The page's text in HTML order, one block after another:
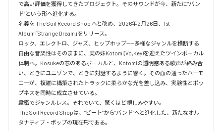
で高い評価を獲得してきたプロジェクト。そのサウンドが今、新たに“バン
ド”という形へ進化する。
名義を The Soil Record Shop へと改め、2026年2月26日、1st
Album「Strange Dream」をリリース。
ロック、エレクトロ、ジャズ、ヒップホップ——多様なジャンルを横断する
自由な音楽性はそのままに、実の妹Kotomi(Vo,Key)を迎えたツインボーカル
体制へ。Kosukeの芯のあるボーカルと、Kotomiの透明感ある歌声が絡み合
い、ときにユニゾンで、ときに対話するように響く。その血の通ったハーモ
ニーが、複雑に構築されたトラックに柔らかな光を差し込み、実験性とポッ
プネスを同時に成立させている。
緻密でジャンルレス。それでいて、驚くほど親しみやすい。
The Soil Record Shopは、“ビート”から“バンド”へと進化した、新たなオル
タナティブ・ポップの現在形である。